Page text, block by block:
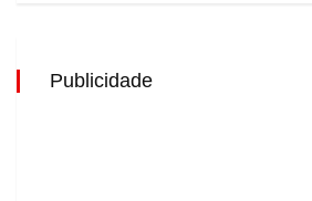
Publicidade